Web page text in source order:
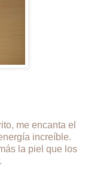
me encanta el
increíble.
la piel que los